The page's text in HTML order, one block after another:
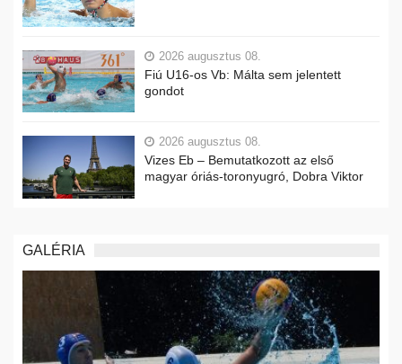
2026 augusztus 08.
Fiú U16-os Vb: Málta sem jelentett
gondot
2026 augusztus 08.
Vizes Eb – Bemutatkozott az első
magyar óriás-toronyugró, Dobra Viktor
GALÉRIA